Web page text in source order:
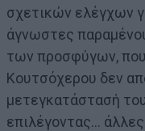
σχετικών ελέγχων
άγνωστες
των προσφύγων,
Κουτσόχερου δεν
μετεγκατάστασή
επιλέγοντας…